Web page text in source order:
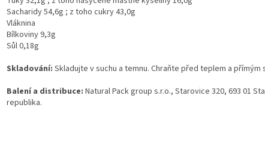
Sacharidy 54,6g ; z toho cukry 43,0g
Vláknina
Bílkoviny 9,3g
Sůl 0,18g
Skladování: Skladujte v suchu a temnu. Chraňte před teplem a přímým
Balení a distribuce: Natural Pack group s.r.o., Starovice 320, 693 01
republika.